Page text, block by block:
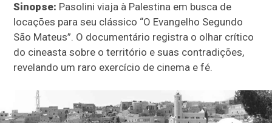
Sinopse: Pasolini viaja à Palestina em busca de
locações para seu clássico “O Evangelho Segundo
São Mateus”. O documentário registra o olhar crítico
do cineasta sobre o território e suas contradições,
revelando um raro exercício de cinema e fé.